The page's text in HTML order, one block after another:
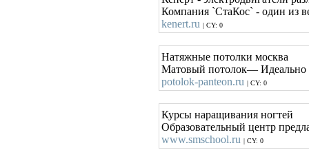
Компания `СтаКос` - один из
kenert.ru | CY: 0
Натяжные потолки москва
Матовый потолок— Идеально
potolok-panteon.ru | CY: 0
Курсы наращивания ногтей
Образовательный центр
www.smschool.ru | CY: 0